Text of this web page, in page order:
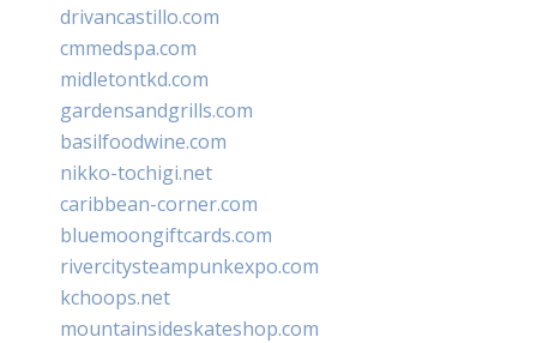
drivancastillo.com
cmmedspa.com
midletontkd.com
gardensandgrills.com
basilfoodwine.com
nikko-tochigi.net
caribbean-corner.com
bluemoongiftcards.com
rivercitysteampunkexpo.com
kchoops.net
mountainsideskateshop.com